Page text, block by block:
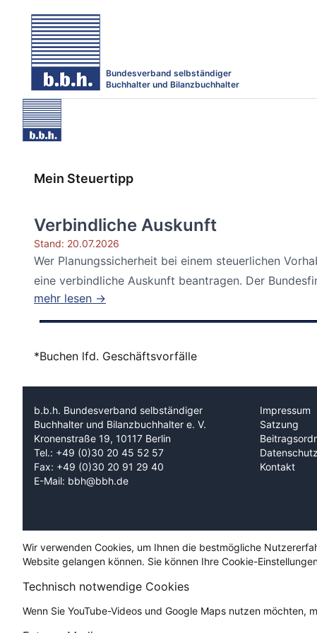
Bundesverband selbständiger
Buchhalter und Bilanzbuchhalter
Mein Steuertipp
Verbindliche Auskunft
Stand: 20.07.2026
Wer Planungssicherheit bei einem steuerlichen
eine verbindliche Auskunft beantragen. Der
mehr lesen →
*Buchen lfd. Geschäftsvorfälle
b.b.h. Bundesverband selbständiger
Buchhalter und Bilanzbuchhalter e. V.
Kronenstraße 19, 10117 Berlin
Tel.: +49 (0)30 20 45 52 57
Fax: +49 (0)30 20 91 29 40
E-Mail: bbh@bbh.de
Impressum
Satzung
Datenschutz
Kontakt
Wir verwenden Cookies, um Ihnen die bestmögliche
Website gelangen können. Sie können Ihre Cookie-
Technisch notwendige Cookies
Wenn Sie YouTube-Videos und Google Maps nutzen möchten,